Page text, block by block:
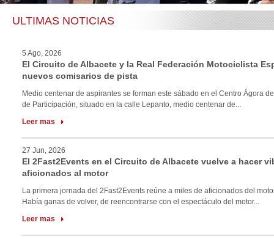
1 2 3 4 5 6
ULTIMAS NOTICIAS
5 Ago, 2026
El Circuito de Albacete y la Real Federación Motociclista
nuevos comisarios de pista
Medio centenar de aspirantes se forman este sábado en el Centro Ágora
de Participación, situado en la calle Lepanto, medio centenar de...
Leer mas
27 Jun, 2026
El 2Fast2Events en el Circuito de Albacete vuelve a hacer
aficionados al motor
La primera jornada del 2Fast2Events reúne a miles de aficionados del
Había ganas de volver, de reencontrarse con el espectáculo del motor...
Leer mas